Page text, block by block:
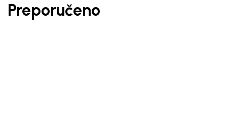
Preporučeno